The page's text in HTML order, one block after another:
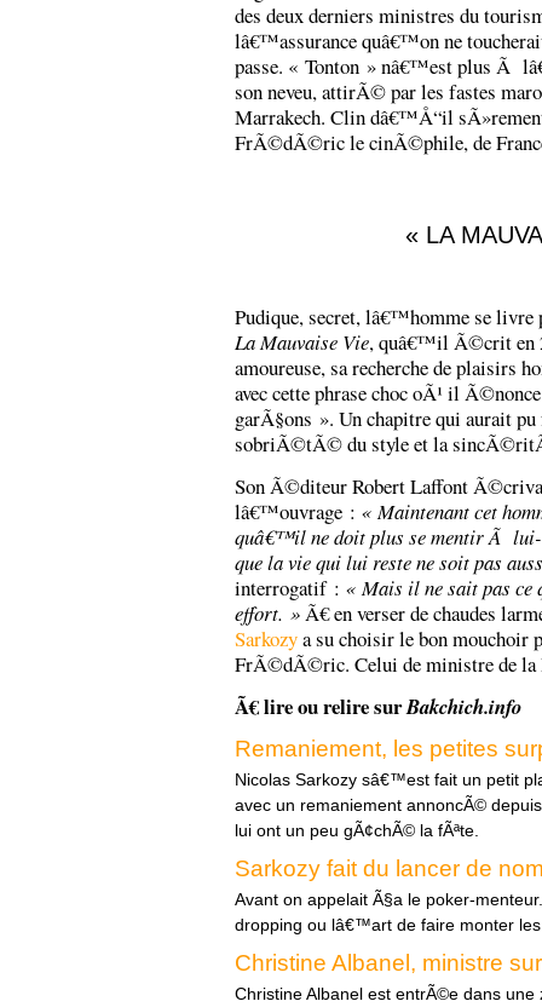
des deux derniers ministres du
lâ€™assurance quâ€™on ne
passe. « Tonton » nâ€™est plus
son neveu, attirÃ© par les fastes
Marrakech. Clin dâ€™Å“il
FrÃ©dÃ©ric le cinÃ©phile, de
« LA
Pudique, secret, lâ€™homme se
La Mauvaise Vie, quâ€™il Ã©crit en
amoureuse, sa recherche de plaisirs
avec cette phrase choc oÃ¹ il
garÃ§ons ». Un chapitre qui aurait
sobriÃ©tÃ© du style et la
Son Ã©diteur Robert Laffont
lâ€™ouvrage : « Maintenant cet
quâ€™il ne doit plus se mentir Ã
que la vie qui lui reste ne soit pas
interrogatif : « Mais il ne sait pas
effort. » Ã€ en verser de chaudes
Sarkozya su choisir le bon
FrÃ©dÃ©ric. Celui de ministre de
Ã€ lire ou relire surBakchich.info
Remaniement, les petites
Nicolas Sarkozy sâ€™est fait un petit
avec un remaniement annoncÃ©
lui ont un peu gÃ¢chÃ© la fÃªte.
Sarkozy fait du lancer de
Avant on appelait Ã§a le poker-
dropping ou lâ€™art de faire monter
Christine Albanel, ministre
Christine Albanel est entrÃ©e dans une